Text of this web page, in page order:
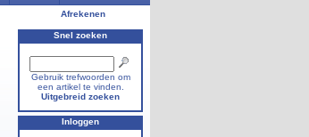
Afrekenen
Snel zoeken
Gebruik trefwoorden om
een artikel te vinden.
Uitgebreid zoeken
Inloggen